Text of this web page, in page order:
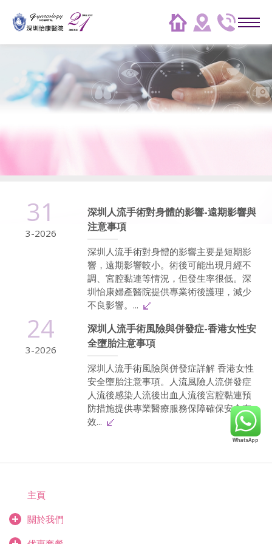
31
3-2026
深圳人流手術對身體的影響-遠期影響與
注意事項
深圳人流手術對身體的影響主要是短期影
響，遠期影響較小。術後可能出現月經不
調、宮腔黏連等情況，但發生率很低。深
圳怡康婦產醫院提供專業術後護理，減少
不良影響。...
24
3-2026
深圳人流手術風險與併發症-香港女性安
全墮胎注意事項
深圳人流手術風險與併發症詳解 香港女性
安全墮胎注意事項。人流風險人流併發症
人流後感染人流後出血人流後宮腔黏連預
防措施提供專業醫療服務保障確保安全有
效...
主頁
關於我們